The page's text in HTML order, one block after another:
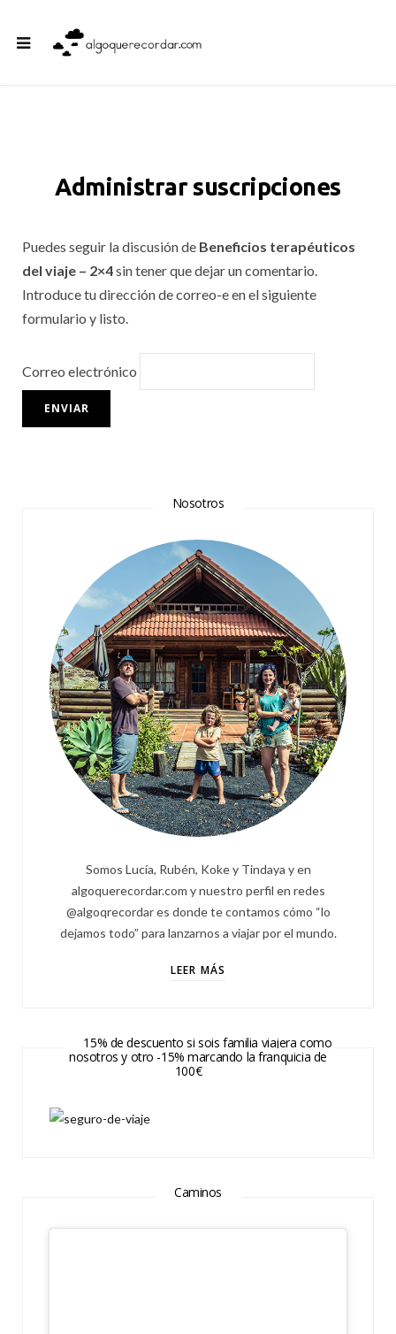
Administrar suscripciones
Puedes seguir la discusión de Beneficios terapéuticos
del viaje – 2×4sin tener que dejar un comentario.
Introduce tu dirección de correo-e en el siguiente
formulario y listo.
Correo electrónico
Nosotros
Somos Lucía, Rubén, Koke y Tindaya y en
algoquerecordar.com y nuestro perfil en redes
@algoqrecordar es donde te contamos cómo “lo
dejamos todo” para lanzarnos a viajar por el mundo.
LEER MÁS
15% de descuento si sois familia viajera como
nosotros y otro -15% marcando la franquicia de
100€
Caminos